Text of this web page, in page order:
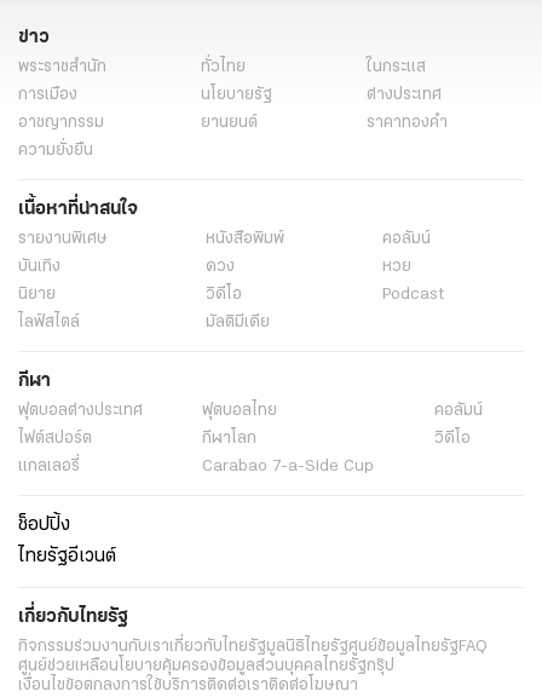
ข่าว
พระราชสำนัก ทั่วไทย
ในกระแส
การเมือง
นโยบายรัฐ
ต่างประเทศ
อาชญากรรม
ยานยนต์
ราคาทองคำ
ความยั่งยืน
เนื้อหาที่น่าสนใจ
รายงานพิเศษ หนังสือพิมพ์
คอลัมน์
บันเทิง
ดวง
หวย
นิยาย
วิดีโอ
Podcast
ไลฟ์สไตล์
มัลติมีเดีย
กีฬา
ฟุตบอลต่่างประเทศ ฟุตบอลไทย
คอลัมน์
ไฟต์สปอร์ต
กีฬาโลก
วิดีโอ
แกลเลอรี่
Carabao 7-a-Side Cup
ช็อปปิ้ง
ไทยรัฐอีเวนต์
เกี่ยวกับไทยรัฐ
กิจกรรมร่วมงานกับเราเกี่ยวกับไทยรัฐมูลนิธิไทยรัฐศูนย์ข้อมูลไทยรัฐFAQ
ศูนย์ช่วยเหลือนโยบายคุ้มครองข้อมูลส่วนบุคคลไทยรัฐกรุ๊ป
เงื่อนไขข้อตกลงการใช้บริการติดต่อเราติดต่อโฆษณา